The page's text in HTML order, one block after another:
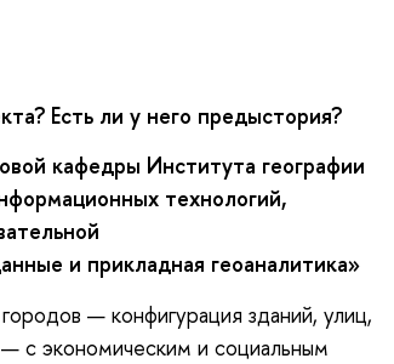
Есть ли у него предыстория?
кафедры Института географии
технологий,
и прикладная геоаналитика»
— конфигурация зданий, улиц,
с экономическим и социальным